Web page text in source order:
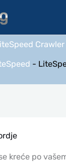
Crawler
-
kreće po